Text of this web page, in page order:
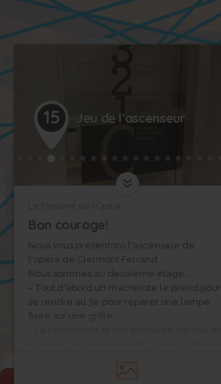
10
15 Jeu de l'ascenseur
Bon courage!
Nous vous présentons l'ascenseur de
l'opéra de Clermont Ferrand.
Nous sommes au deuxième étage...
- Tout d'abord un machiniste le prend pour
se rendre au 3e pour réparer une lampe
fixée sur une grille.
rechercher un vieux costume de "La Flûte